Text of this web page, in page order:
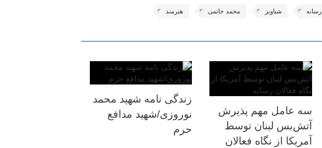
رسانه شباویز محمد حاتمی هنرمند
سه عامل مهم پذیرش
آتش‌بس لبنان توسط
آمریکا از نگاه فعالان
زندگی نامه شهید محمد
نوروزی/شهید مدافع
حرم